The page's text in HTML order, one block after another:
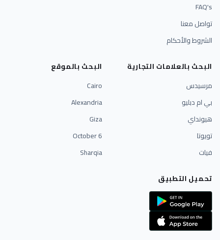
FAQ's
تواصل معنا
الشروط والأحكام
البحث بالعلامات التجارية
مرسيدس
بي ام دبليو
هيونداي
تويوتا
فيات
البحث بالموقع
Cairo
Alexandria
Giza
6 October
Sharqia
تحميل التطبيق